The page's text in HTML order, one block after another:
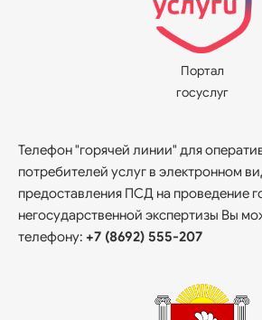
Портал
госуслуг
Телефон "горячей линии" для
потребителей услуг в электронном
предоставления ПСД на проведение
негосударственной экспертизы Вы
телефону: +7 (8692) 555-207